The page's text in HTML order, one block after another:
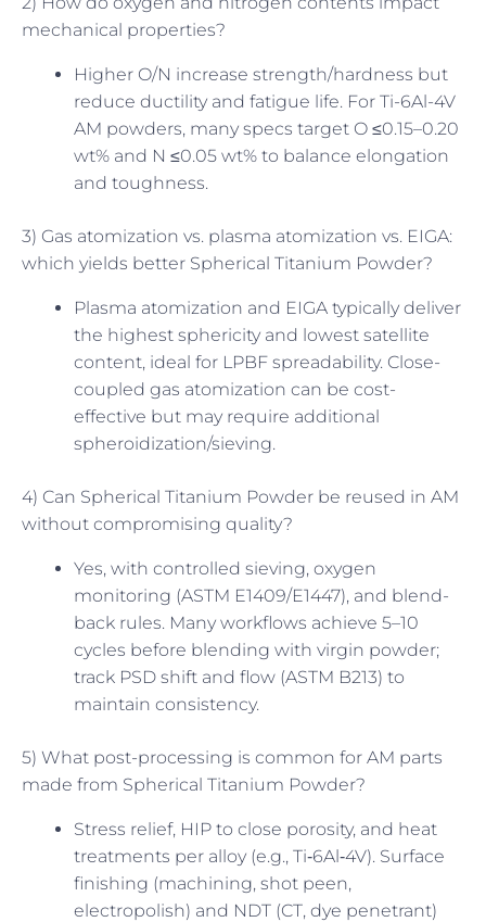
mechanical properties?
Higher O/N increase strength/hardness but
reduce ductility and fatigue life. For Ti-6Al-4V
AM powders, many specs target O ≤0.15–0.20
wt% and N ≤0.05 wt% to balance elongation
and toughness.
3) Gas atomization vs. plasma atomization vs. EIGA:
which yields better Spherical Titanium Powder?
Plasma atomization and EIGA typically deliver
the highest sphericity and lowest satellite
content, ideal for LPBF spreadability. Close-
coupled gas atomization can be cost-
effective but may require additional
spheroidization/sieving.
4) Can Spherical Titanium Powder be reused in AM
without compromising quality?
Yes, with controlled sieving, oxygen
monitoring (ASTM E1409/E1447), and blend-
back rules. Many workflows achieve 5–10
cycles before blending with virgin powder;
track PSD shift and flow (ASTM B213) to
maintain consistency.
5) What post-processing is common for AM parts
made from Spherical Titanium Powder?
Stress relief, HIP to close porosity, and heat
treatments per alloy (e.g., Ti‑6Al‑4V). Surface
finishing (machining, shot peen,
electropolish) and NDT (CT, dye penetrant)